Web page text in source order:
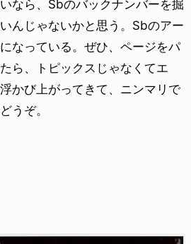
なら、Sbのバックナンバーを掘
んじゃないかと思う。Sbのアー
なっている。ぜひ、ページをパ
ら、トピックスじゃなくてエ
かび上がってきて、ニンマリで
うぞ。